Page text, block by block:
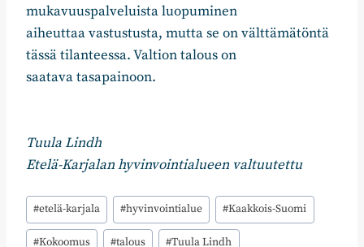
mukavuuspalveluista luopuminen
aiheuttaa vastustusta, mutta se on välttämätöntä
tässä tilanteessa. Valtion talous on
saatava tasapainoon.
Tuula Lindh
Etelä-Karjalan hyvinvointialueen valtuutettu
Avainsanat:
#etelä-karjala #hyvinvointialue #Kaakkois-Suomi
#Kokoomus #talous #Tuula Lindh